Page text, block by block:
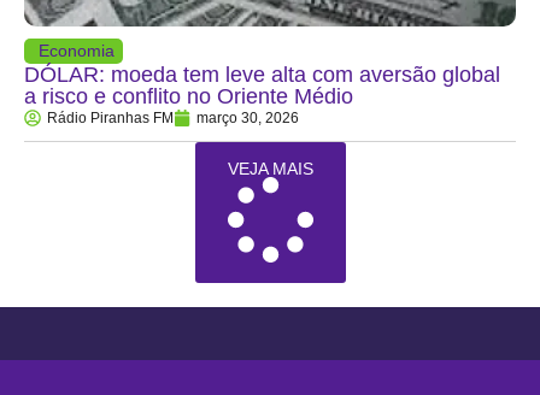
Economia
DÓLAR: moeda tem leve alta com aversão global
a risco e conflito no Oriente Médio
Rádio Piranhas FM março 30, 2026
VEJA MAIS